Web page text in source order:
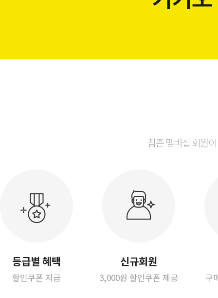
참존 멤버십 회원
등급별 혜택
할인쿠폰 지급
신규회원
3,000원 할인쿠폰 제공 구